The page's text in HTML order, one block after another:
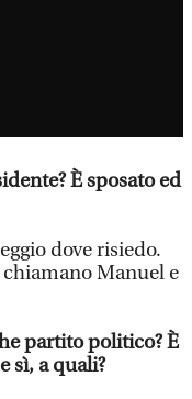
È sposato ed
dove risiedo.
chiamano Manuel e
partito politico? È
sì, a quali?